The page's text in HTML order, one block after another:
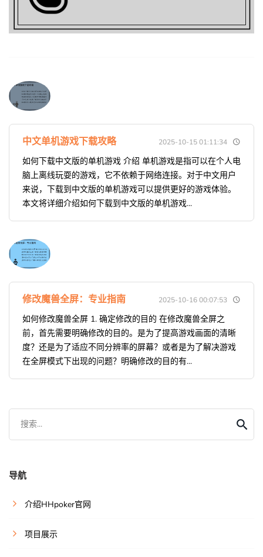
中文单机游戏下载攻略 2025-10-15 01:11:34
如何下载中文版的单机游戏 介绍 单机游戏是指可以在个人电
脑上离线玩耍的游戏，它不依赖于网络连接。对于中文用户
来说，下载到中文版的单机游戏可以提供更好的游戏体验。
本文将详细介绍如何下载到中文版的单机游戏...
修改魔兽全屏：专业指南 2025-10-16 00:07:53
如何修改魔兽全屏 1. 确定修改的目的 在修改魔兽全屏之
前，首先需要明确修改的目的。是为了提高游戏画面的清晰
度？还是为了适应不同分辨率的屏幕？或者是为了解决游戏
在全屏模式下出现的问题？明确修改的目的有...
搜索...
导航
介绍HHpoker官网
项目展示